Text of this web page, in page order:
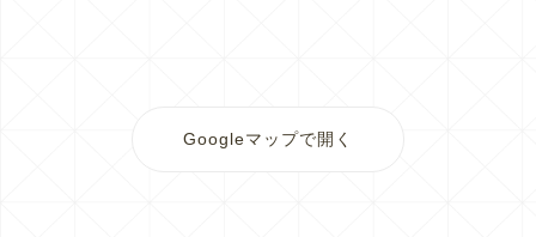
Googleマップで開く